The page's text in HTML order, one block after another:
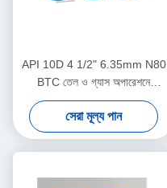
API 10D 4 1/2" 6.35mm N80
BTC তেল ও গ্যাস অপারেশনে
অয়েলফিল্ড সেন্ট্রালাইজার
সেরা মূল্য পান